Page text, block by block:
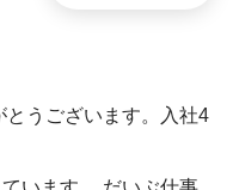
とうございます。入社4